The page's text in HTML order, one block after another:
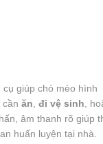
giúp chó mèo hình
cần ăn đi vệ sinh ,
âm thanh rõ giúp
huấn luyện tại nhà.